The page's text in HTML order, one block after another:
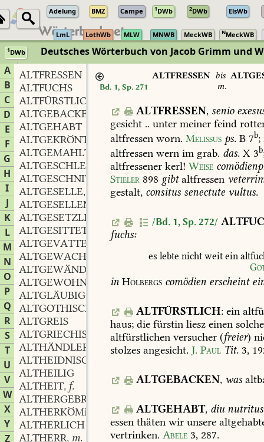
Adelung BMZ Campe 1DWb 2DWb ElsWb
LmL LothWb MLW MNWB MeckWB NMeckWB
1DWb Deutsches Wörterbuch von Jacob Grimm und
A
B
C
D
E
F
G
H
I
J
K
L
M
N
O
P
Q
R
S
T
U
V
W
X
Y
Z
ALTFRESSEN
ALTFUCHS
ALTFÜRSTLICH
ALTGEBACKEN
ALTGEHABT
ALTGEKRÖNT
ALTGEMAHLT
ALTGESCHLECHT
,n.
ALTGESCHNITTEN
ALTGESELLE,
ALTGESELLENSTAND
ALTGESETZLICH
ALTGESITTET
ALTGEVATTER
m.
ALTGEWACHSEN
ALTGEWÄNDER
ALTGEWOHNT
ALTGLÄUBIG
ALTGOTHISCH
ALTGREIS
ALTGRIECHISCH
ALTHÄNDLER
ALTHEIDNISCH
ALTHEILIG
ALTHEIT, f.
ALTHERGEBRACHT
ALTHERKÖMMLICH
ALTHERLICH
ALTHERR, m.
Bd. 1, Sp. 271
ALTFRESSEN bis
m.
ALTFRESSEN, senio
gesicht .. unter meiner feind
altfressen worn. Melissus ps. B 7b;
altfressen wern im grab. das. X 3b
altfressener kerl! Weise
Stieler 898 gibtaltfressen
gestalt, consitus senectute vultus.
/Bd. 1, Sp. 272/
fuchs:
es lebte nicht weit ein
in Holbergs comödien erscheint
ALTFÜRSTLICH:ein
haus; die fürstin liesz einen
altfürstlichen versucher (freier)
stolzes angesicht. J. Paul Tit. 3,
ALTGEBACKEN, was
ALTGEHABT, diu
essen thäten wir unsere
vertrinken. Abele 3, 287.